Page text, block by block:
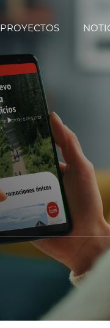
PROYECTOS